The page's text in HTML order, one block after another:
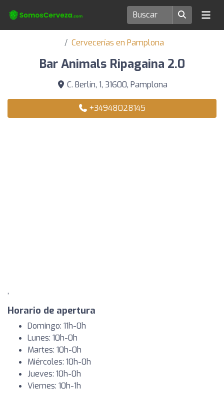
Cervecerías en Pamplona
Bar Animals Ripagaina 2.0
C. Berlín, 1, 31600, Pamplona
+34948028145
,
Horario de apertura
Domingo: 11h-0h
Lunes: 10h-0h
Martes: 10h-0h
Miércoles: 10h-0h
Jueves: 10h-0h
Viernes: 10h-1h